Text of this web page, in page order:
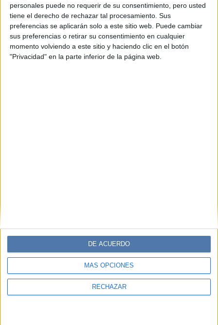
personales puede no requerir de su consentimiento, pero usted
tiene el derecho de rechazar tal procesamiento. Sus
preferencias se aplicarán solo a este sitio web. Puede cambiar
sus preferencias o retirar su consentimiento en cualquier
momento volviendo a este sitio y haciendo clic en el botón
"Privacidad" en la parte inferior de la página web.
MÁS OPCIONES
RECHAZAR
DE ACUERDO
carreras en una nueva entrevista para CQ Magazine.